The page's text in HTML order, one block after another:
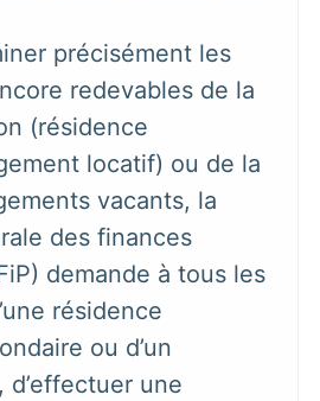
précisément les
redevables de la
(résidence
locatif) ou de la
vacants, la
des finances
demande à tous les
résidence
ou d’un
une